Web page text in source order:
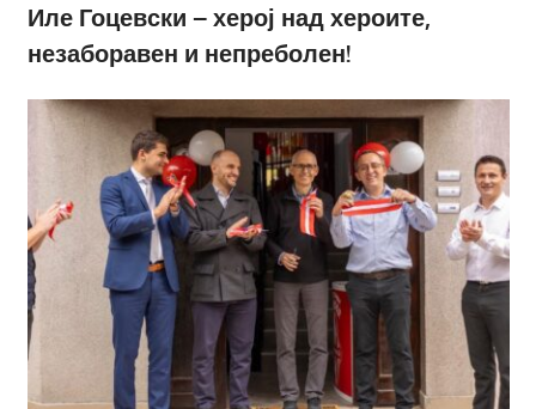
Иле Гоцевски – херој над хероите,
незаборавен и непреболен!